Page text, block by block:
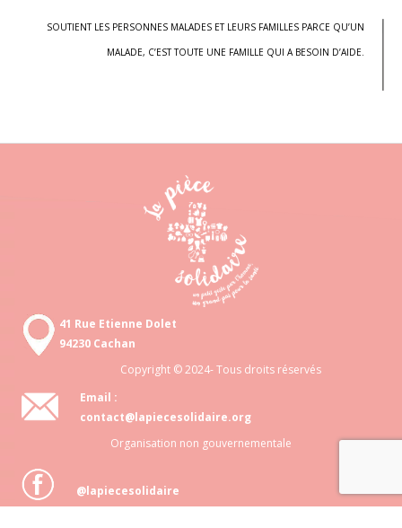
SOUTIENT LES PERSONNES MALADES ET LEURS FAMILLES PARCE QU’UN
MALADE, C’EST TOUTE UNE FAMILLE QUI A BESOIN D’AIDE.
41 Rue Etienne Dolet
94230 Cachan
Copyright © 2024- Tous droits réservés
Email :
contact@lapiecesolidaire.org
Organisation non gouvernementale
@lapiecesolidaire